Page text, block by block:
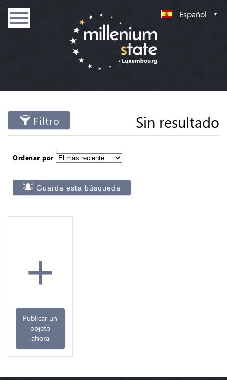
Español
Filtro Sin resultado
Ordenar por
Guarda esta búsqueda
+
Publicar un
objeto
ahora